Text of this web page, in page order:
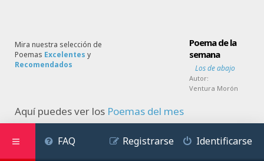
Mira nuestra selección de
Poemas Excelentes y
Recomendados
Poema de la
semana
Los de abajo
Autor:
Ventura Morón
Aquí puedes ver los Poemas del mes
FAQ Identificarse
Registrarse